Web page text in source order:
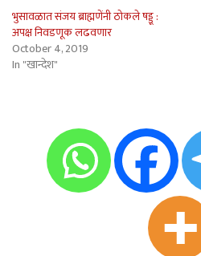
भुसावळात संजय ब्राह्मणेंनी ठोकले षड्डू :
अपक्ष निवडणूक लढवणार
October 4, 2019
In "खान्देश"